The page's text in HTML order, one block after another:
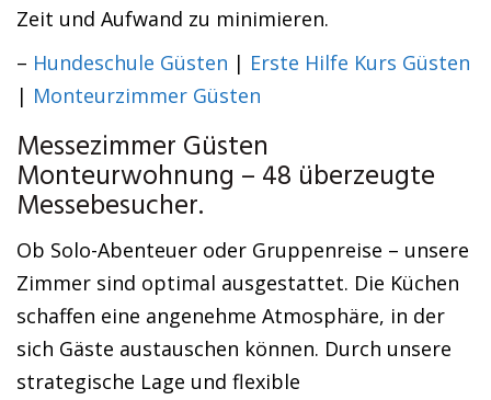
Zeit und Aufwand zu minimieren.
– Hundeschule Güsten | Erste Hilfe Kurs Güsten
| Monteurzimmer Güsten
Messezimmer Güsten
Monteurwohnung – 48 überzeugte
Messebesucher.
Ob Solo-Abenteuer oder Gruppenreise – unsere
Zimmer sind optimal ausgestattet. Die Küchen
schaffen eine angenehme Atmosphäre, in der
sich Gäste austauschen können. Durch unsere
strategische Lage und flexible